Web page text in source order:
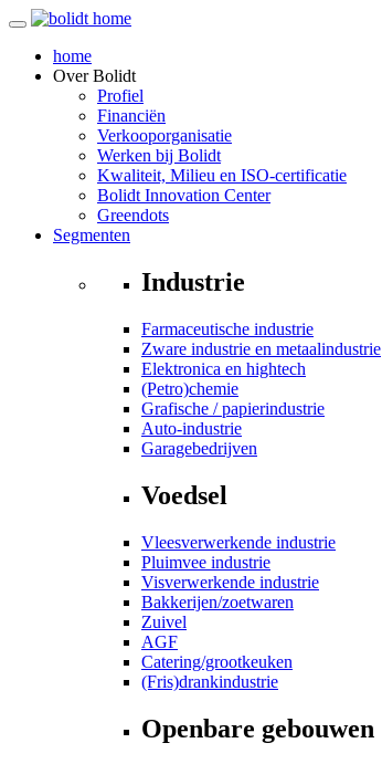
home
OverBolidt
Profiel
Financiën
Verkooporganisatie
Werken bij Bolidt
Kwaliteit, Milieu en ISO-certificatie
Bolidt Innovation Center
Greendots
Segmenten
Industrie
Farmaceutische industrie
Zware industrie en metaalindustrie
Elektronica en hightech
(Petro)chemie
Grafische / papierindustrie
Auto-industrie
Garagebedrijven
Voedsel
Vleesverwerkende industrie
Pluimvee industrie
Visverwerkende industrie
Bakkerijen/zoetwaren
Zuivel
AGF
Catering/grootkeuken
(Fris)drankindustrie
Openbare gebouwen